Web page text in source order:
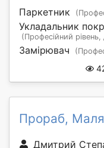
Паркетник
Укладальник
(Професійний рівень,
Замірювач
Прораб,
Дмитрий